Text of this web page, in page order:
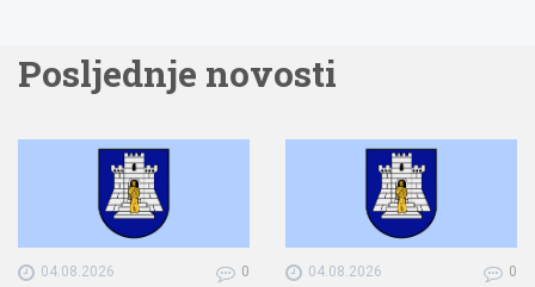
Posljednje novosti
04.08.2026 0 04.08.2026 0